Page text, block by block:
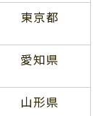
東京都
愛知県
山形県